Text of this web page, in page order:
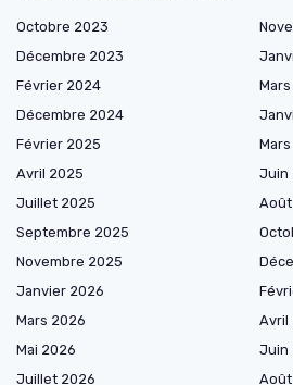
Octobre 2023
Décembre 2023
Février 2024
Décembre 2024
Février 2025
Avril 2025
Juin
Juillet 2025
Septembre 2025
Novembre 2025
Janvier 2026
Mars 2026
Avril
Mai 2026
Juin
Juillet 2026